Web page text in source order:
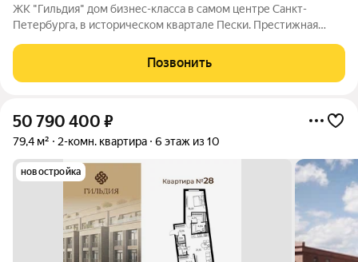
ЖК "Гильдия" дом бизнес-класса в самом центре Санкт-
Петербурга, в историческом квартале Пески. Престижная
"Гильдия" создана продуманная внутренняя инфраструктура
для полноценного отдыха и работы.
Позвонить
50 790 400 ₽
79,4 м² 2-комн. квартира 6 этаж из 10
новостройка